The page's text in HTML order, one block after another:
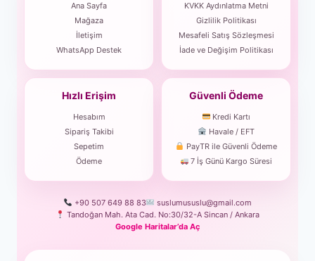
Ana Sayfa
Mağaza
İletişim
WhatsApp Destek
KVKK Aydınlatma Metni
Gizlilik Politikası
Mesafeli Satış Sözleşmesi
İade ve Değişim Politikası
Hızlı Erişim
Hesabım
Sipariş Takibi
Sepetim
Ödeme
Güvenli Ödeme
Kredi Kartı
Havale / EFT
PayTR ile Güvenli Ödeme
7 İş Günü Kargo Süresi
+90 507 649 88 83
suslumususlu@gmail.com
Tandoğan Mah. Ata Cad. No:30/32-A Sincan / Ankara
Google Haritalar’da Aç